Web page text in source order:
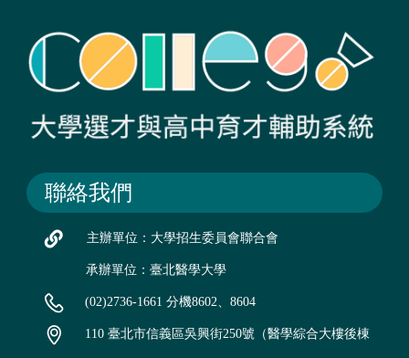
聯絡我們
主辦單位：大學招生委員會聯合會
承辦單位：臺北醫學大學
(02)2736-1661 分機8602、8604
110 臺北市信義區吳興街250號（醫學綜合大樓後棟